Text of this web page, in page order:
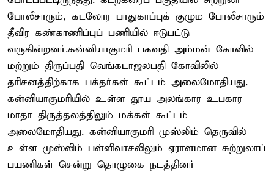
போலீசாரும், கடலோர பாதுகாப்புக் குழும போலீசாரும்
தீவிர கண்காணிப்புப் பணியில் ஈடுபட்டு
வருகின்றனர்.கன்னியாகுமரி பகவதி அம்மன் கோவில்
மற்றும் திருப்பதி வெங்கடாஜலபதி கோவிலில்
தரிசனத்திற்காக பக்தர்கள் கூட்டம் அலைமோதியது.
கன்னியாகுமரியில் உள்ள தூய அலங்கார உபகார
மாதா திருத்தலத்திலும் மக்கள் கூட்டம்
அலைமோதியது. கன்னியாகுமரி முஸ்லிம் தெருவில்
உள்ள முஸ்லிம் பள்ளிவாசலிலும் ஏராளமான சுற்றுலாப்
பயணிகள் சென்று தொழுகை நடத்தினர்